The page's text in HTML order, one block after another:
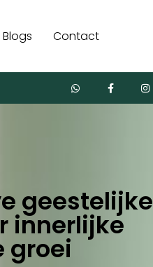
Blogs Contact
geestelijke
innerlijke
groei